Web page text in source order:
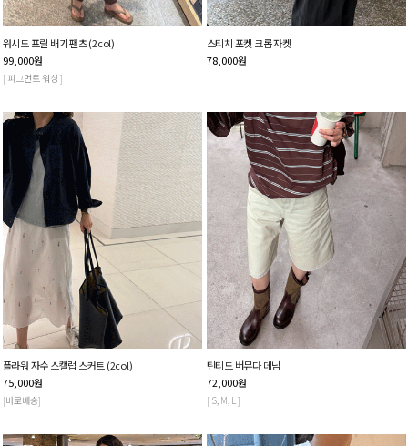
워시드 프릴 배기 팬츠 (2col)
99,000원
[ 피그먼트 워싱 ]
스티치 포켓 크롭 자켓
78,000원
플라워 자수 스캘럽 스커트 (2col)
75,000원
[바로배송]
틴티드 버뮤다 데님
72,000원
[ S, M, L ]